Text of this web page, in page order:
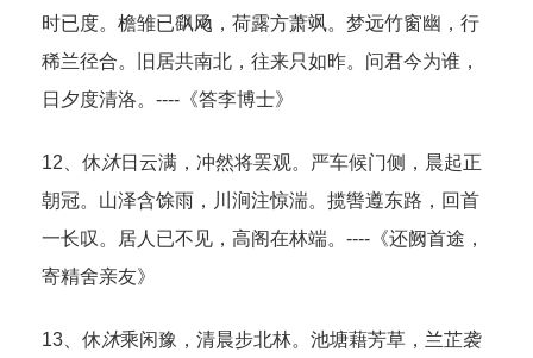
时已度。檐雏已飖飏，荷露方萧飒。梦远竹窗幽，行
稀兰径合。旧居共南北，往来只如昨。问君今为谁，
日夕度清洛。----《答李博士》
12、休沐日云满，冲然将罢观。严车候门侧，晨起正
朝冠。山泽含馀雨，川涧注惊湍。揽辔遵东路，回首
一长叹。居人已不见，高阁在林端。----《还阙首途，
寄精舍亲友》
13、休沐乘闲豫，清晨步北林。池塘藉芳草，兰芷袭